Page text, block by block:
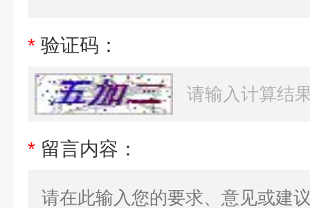
* 验证码：
* 留言内容：